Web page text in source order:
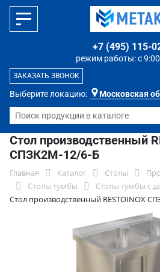
Выберите локацию: Московская
режим работы: с
+7 (495) 115-
ЗАКАЗАТЬ ЗВОНОК
Стол производственный
СПЗК2М-12/6-Б
Главная Каталог Столы
Столы тумбы
Столы тумбы с
Стол производственный RESTOINOX